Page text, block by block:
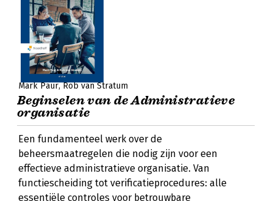
Mark Paur Rob van Stratum
Beginselen van de Administratieve
organisatie
Een fundamenteel werk over de
beheersmaatregelen die nodig zijn voor een
effectieve administratieve organisatie. Van
functiescheiding tot verificatieprocedures: alle
essentiële controles voor betrouwbare